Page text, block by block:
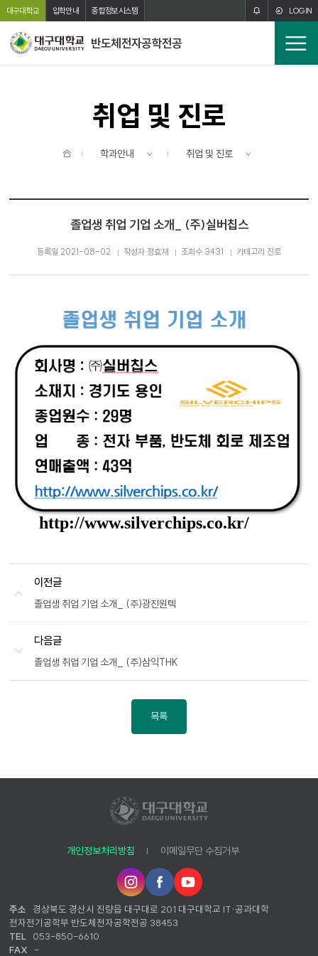
본문 바로가기
주메뉴 바로가기
대구대학교 입학안내 종합정보시스템 LOGIN
반도체전자공학전공
전
체
취업 및 진로
학과안내 취업 및 진로
졸업생 취업 기업 소개_ (주)실버칩스
등록일 2021-08-02 작성자 정효재 조회수 3431 카테고리 진로
http://www.silverchips.co.kr/
이전글
졸업생 취업 기업 소개_ (주)광진원텍
다음글
졸업생 취업 기업 소개_ (주)삼익THK
목록
개인정보처리방침
이메일무단 수집거부
인
스
타
그
페
이
스
북
유
튜
브
주소
경상북도 경산시 진량읍 대구대로 201 대구대학교 IT·공과대학
전자전기공학부 반도체전자공학전공 38453
TEL
053-850-6610
FAX
-